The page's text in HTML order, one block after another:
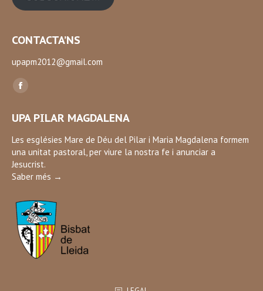
CONTACTA’NS
upapm2012@gmail.com
Find us on:
Facebook
opens
in
new
window
UPA PILAR MAGDALENA
Les esglésies Mare de Déu del Pilar i Maria Magdalena formem
una unitat pastoral, per viure la nostra fe i anunciar a
Jesucrist.
Saber més →